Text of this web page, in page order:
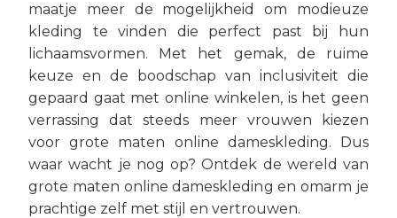
maatje meer de mogelijkheid om modieuze
kleding te vinden die perfect past bij hun
lichaamsvormen. Met het gemak, de ruime
keuze en de boodschap van inclusiviteit die
gepaard gaat met online winkelen, is het geen
verrassing dat steeds meer vrouwen kiezen
voor grote maten online dameskleding. Dus
waar wacht je nog op? Ontdek de wereld van
grote maten online dameskleding en omarm je
prachtige zelf met stijl en vertrouwen.